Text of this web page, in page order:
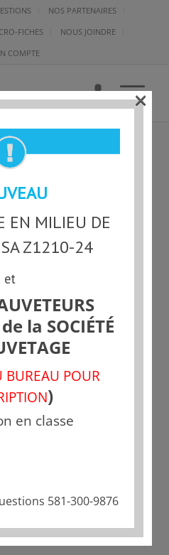
NOS PARTENAIRES
FICHES
NOUS JOINDRE
COMPTE
(1)
EN MILIEU DE
Z1210-24
et
la SOCIÉTÉ
BUREAU POUR
)
en classe
581-300-9876
×